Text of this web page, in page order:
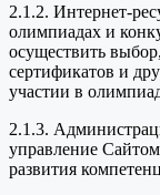
2.1.2. Интернет-
олимпиадах и
осуществить
сертификатов и
участии в
2.1.3.
управление
развития